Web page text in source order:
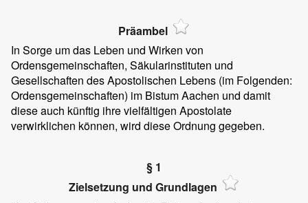
Präambel
In Sorge um das Leben und Wirken von
Ordensgemeinschaften, Säkularinstituten und
Gesellschaften des Apostolischen Lebens (im Folgenden:
Ordensgemeinschaften) im Bistum Aachen und damit
diese auch künftig ihre vielfältigen Apostolate
verwirklichen können, wird diese Ordnung gegeben.
§ 1
Zielsetzung und Grundlagen